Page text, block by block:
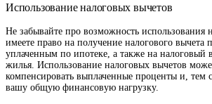
Использование налоговых вычетов
Не забывайте про возможность использования
имеете право на получение налогового вычета
уплаченным по ипотеке, а также на налоговый
жилья. Использование налоговых вычетов
компенсировать выплаченные проценты и,
вашу общую финансовую нагрузку.